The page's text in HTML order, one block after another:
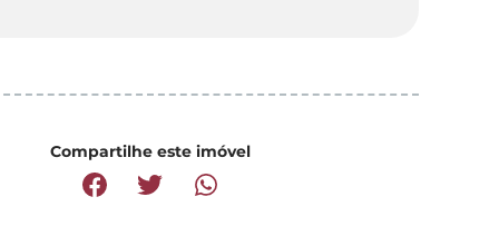
Compartilhe este imóvel